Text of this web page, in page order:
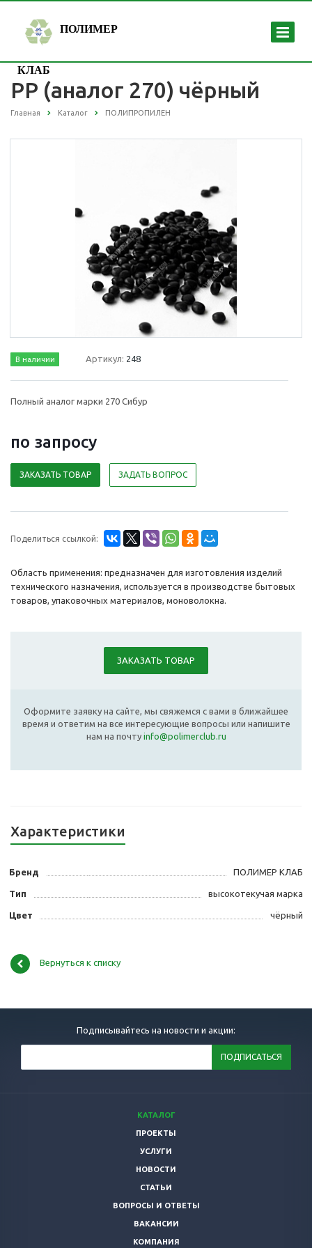
ПОЛИМЕР
КЛАБ
РР (аналог 270) чёрный
Главная Каталог ПОЛИПРОПИЛЕН
В наличии Артикул: 248
Полный аналог марки 270 Сибур
по запросу
ЗАКАЗАТЬ ТОВАР ЗАДАТЬ ВОПРОС
Поделиться ссылкой:
Область применения: предназначен для изготовления изделий
технического назначения, используется в производстве бытовых
товаров, упаковочных материалов, моноволокна.
ЗАКАЗАТЬ ТОВАР
Оформите заявку на сайте, мы свяжемся с вами в ближайшее
время и ответим на все интересующие вопросы или напишите
нам на почту info@polimerclub.ru
Характеристики
Бренд ПОЛИМЕР КЛАБ
Тип высокотекучая марка
Цвет чёрный
Вернуться к списку
Подписывайтесь на новости и акции:
КАТАЛОГ
ПРОЕКТЫ
УСЛУГИ
НОВОСТИ
СТАТЬИ
ВОПРОСЫ И ОТВЕТЫ
ВАКАНСИИ
КОМПАНИЯ